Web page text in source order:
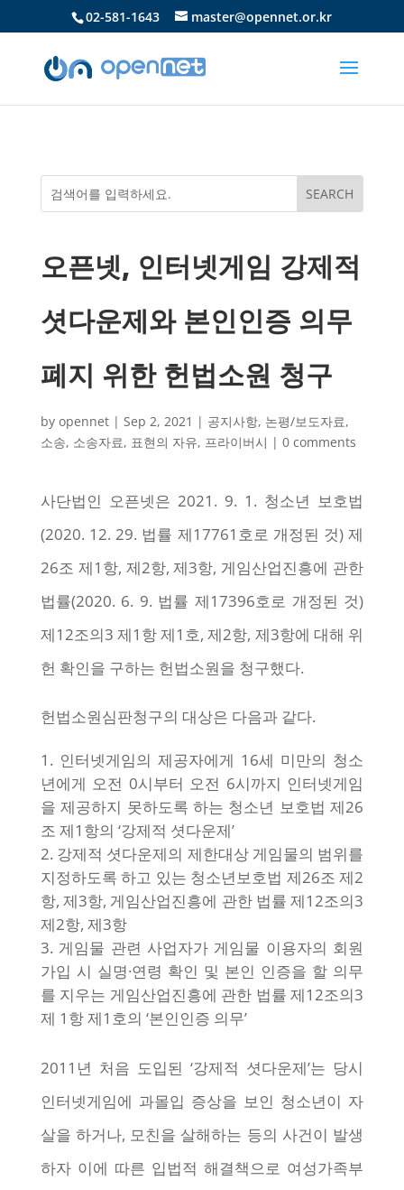
02-581-1643 master@opennet.or.kr
오픈넷, 인터넷게임 강제적
셧다운제와 본인인증 의무
폐지 위한 헌법소원 청구
by opennet| Sep 2, 2021 | 공지사항, 논평/보도자료,
소송, 소송자료, 표현의 자유, 프라이버시 | 0 comments
사단법인 오픈넷은 2021. 9. 1. 청소년 보호법
(2020. 12. 29. 법률 제17761호로 개정된 것) 제
26조 제1항, 제2항, 제3항, 게임산업진흥에 관한
법률(2020. 6. 9. 법률 제17396호로 개정된 것)
제12조의3 제1항 제1호, 제2항, 제3항에 대해 위
헌 확인을 구하는 헌법소원을 청구했다.
헌법소원심판청구의 대상은 다음과 같다.
인터넷게임의 제공자에게 16세 미만의 청소
년에게 오전 0시부터 오전 6시까지 인터넷게임
을 제공하지 못하도록 하는 청소년 보호법 제26
조 제1항의 ‘강제적 셧다운제’
강제적 셧다운제의 제한대상 게임물의 범위를
지정하도록 하고 있는 청소년보호법 제26조 제2
항, 제3항, 게임산업진흥에 관한 법률 제12조의3
제2항, 제3항
게임물 관련 사업자가 게임물 이용자의 회원
가입 시 실명·연령 확인 및 본인 인증을 할 의무
를 지우는 게임산업진흥에 관한 법률 제12조의3
제 1항 제1호의 ‘본인인증 의무’
2011년 처음 도입된 ‘강제적 셧다운제’는 당시
인터넷게임에 과몰입 증상을 보인 청소년이 자
살을 하거나, 모친을 살해하는 등의 사건이 발생
하자 이에 따른 입법적 해결책으로 여성가족부